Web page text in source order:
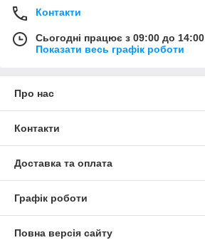
Контакти
Сьогодні працює з 09:00 до 14:00
Показати весь графік роботи
Про нас
Контакти
Доставка та оплата
Графік роботи
Повна версія сайту